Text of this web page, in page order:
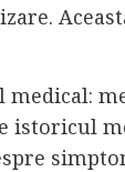
istoricul